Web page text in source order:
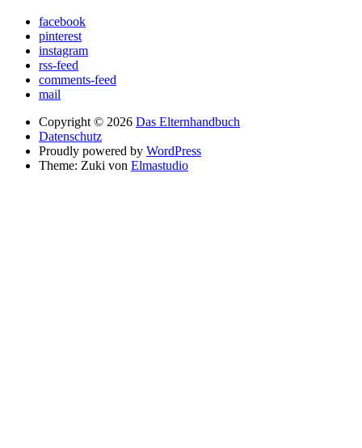
facebook
pinterest
instagram
rss-feed
comments-feed
mail
Copyright © 2026 Das Elternhandbuch
Datenschutz
Proudly powered by WordPress
Theme: Zuki von Elmastudio